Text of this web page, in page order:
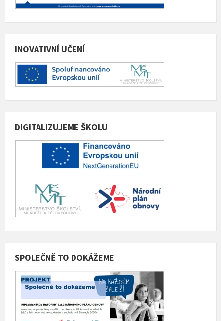
INOVATIVNÍ UČENÍ
DIGITALIZUJEME ŠKOLU
SPOLEČNĚ TO DOKÁŽEME